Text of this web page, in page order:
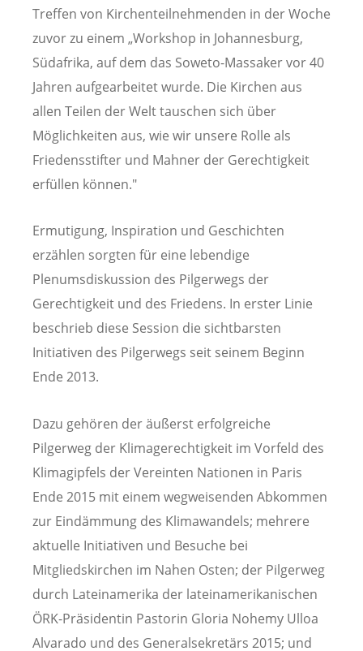
Treffen von Kirchenteilnehmenden in der Woche
zuvor zu einem „Workshop in Johannesburg,
Südafrika, auf dem das Soweto-Massaker vor 40
Jahren aufgearbeitet wurde. Die Kirchen aus
allen Teilen der Welt tauschen sich über
Möglichkeiten aus, wie wir unsere Rolle als
Friedensstifter und Mahner der Gerechtigkeit
erfüllen können."
Ermutigung, Inspiration und Geschichten
erzählen sorgten für eine lebendige
Plenumsdiskussion des Pilgerwegs der
Gerechtigkeit und des Friedens. In erster Linie
beschrieb diese Session die sichtbarsten
Initiativen des Pilgerwegs seit seinem Beginn
Ende 2013.
Dazu gehören der äußerst erfolgreiche
Pilgerweg der Klimagerechtigkeit im Vorfeld des
Klimagipfels der Vereinten Nationen in Paris
Ende 2015 mit einem wegweisenden Abkommen
zur Eindämmung des Klimawandels; mehrere
aktuelle Initiativen und Besuche bei
Mitgliedskirchen im Nahen Osten; der Pilgerweg
durch Lateinamerika der lateinamerikanischen
ÖRK-Präsidentin Pastorin Gloria Nohemy Ulloa
Alvarado und des Generalsekretärs 2015; und